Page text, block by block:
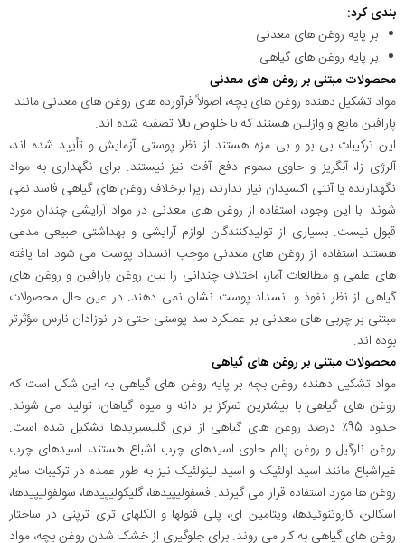
بندی کرد:
بر پایه روغن های معدنی
بر پایه روغن های گیاهی
محصولات مبتنی بر روغن های معدنی
مواد تشکیل دهنده روغن های بچه، اصولاً فرآورده های روغن های معدنی مانند
پارافین مایع و وازلین هستند که با خلوص بالا تصفیه شده اند.
این ترکیبات بی بو و بی مزه هستند از نظر پوستی آزمایش و تأیید شده اند،
آلرژی زا، آبگریز و حاوی سموم دفع آفات نیز نیستند. برای نگهداری به مواد
نگهدارنده یا آنتی اکسیدان نیاز ندارند، زیرا برخلاف روغن های گیاهی فاسد نمی
شوند. با این وجود، استفاده از روغن های معدنی در مواد آرایشی چندان مورد
قبول نیست. بسیاری از تولیدکنندگان لوازم آرایشی و بهداشتی طبیعی مدعی
هستند استفاده از روغن های معدنی موجب انسداد پوست می شود اما یافته
های علمی و مطالعات آمار، اختلاف چندانی را بین روغن پارافین و روغن های
گیاهی از نظر نفوذ و انسداد پوست نشان نمی دهند. در عین حال محصولات
مبتنی بر چربی های معدنی بر عملکرد سد پوستی حتی در نوزادان نارس مؤثرتر
بوده اند.
محصولات مبتنی بر روغن های گیاهی
مواد تشکیل دهنده روغن بچه بر پایه روغن های گیاهی به این شکل است که
روغن های گیاهی با بیشترین تمرکز بر دانه و میوه گیاهان، تولید می شوند.
حدود 95٪ درصد روغن های گیاهی از تری گلیسیریدها تشکیل شده است.
روغن نارگیل و روغن پالم حاوی اسیدهای چرب اشباع هستند، اسیدهای چرب
غیراشباع مانند اسید اولئیک و اسید لینولئیک نیز به طور عمده در ترکیبات سایر
روغن ها مورد استفاده قرار می گیرند. فسفولیپیدها، گلیکولیپیدها، سولفولیپیدها،
اسکالن، کاروتنوئیدها، ویتامین ای، پلی فنولها و الکلهای تری ترپنی در ساختار
روغن های گیاهی به کار می روند. برای جلوگیری از خشک شدن روغن بچه، مواد